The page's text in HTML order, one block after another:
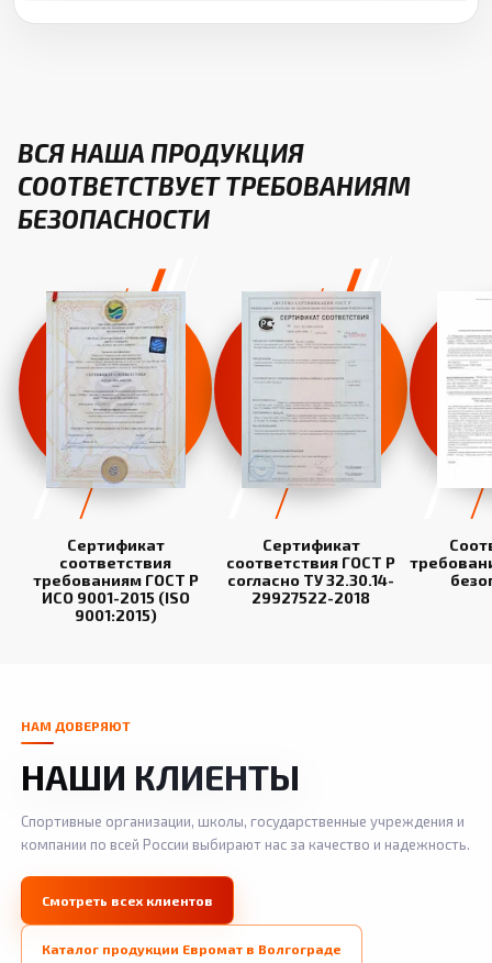
ВСЯ НАША ПРОДУКЦИЯ
СООТВЕТСТВУЕТ ТРЕБОВАНИЯМ
БЕЗОПАСНОСТИ
Сертификат
соответствия
требованиям ГОСТ Р
ИСО 9001-2015 (ISO
9001:2015)
Сертификат
соответствия ГОСТ Р
согласно ТУ 32.30.14-
29927522-2018
НАМ ДОВЕРЯЮТ
НАШИ КЛИЕНТЫ
Спортивные организации, школы, государственные учреждения и
компании по всей России выбирают нас за качество и надежность.
Смотреть всех клиентов
Каталог продукции Евромат в Волгограде